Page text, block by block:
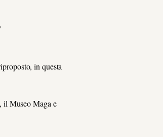
in questa
il Museo Maga e